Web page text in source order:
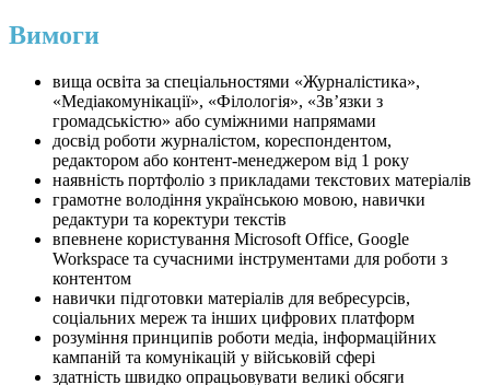
Вимоги
вища освіта за спеціальностями «Журналістика»,
«Медіакомунікації», «Філологія», «Зв’язки з
громадськістю» або суміжними напрямами
досвід роботи журналістом, кореспондентом,
редактором або контент-менеджером від 1 року
наявність портфоліо з прикладами текстових матеріалів
грамотне володіння українською мовою, навички
редактури та коректури текстів
впевнене користування Microsoft Office, Google
Workspace та сучасними інструментами для роботи з
контентом
навички підготовки матеріалів для вебресурсів,
соціальних мереж та інших цифрових платформ
розуміння принципів роботи медіа, інформаційних
кампаній та комунікацій у військовій сфері
здатність швидко опрацьовувати великі обсяги